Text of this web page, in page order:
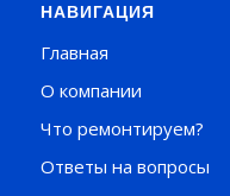
НАВИГАЦИЯ
Главная
О компании
Что ремонтируем?
Ответы на вопросы